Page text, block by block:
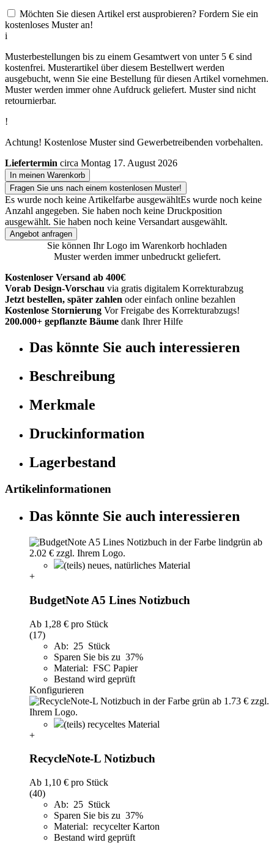
Möchten Sie diesen Artikel erst ausprobieren? Fordern Sie ein
kostenloses Muster an!
i
Musterbestellungen bis zu einem Gesamtwert von unter 5 € sind
kostenfrei. Musterartikel über diesem Bestellwert werden
ausgebucht, wenn Sie eine Bestellung für diesen Artikel vornehmen.
Muster werden immer ohne Aufdruck geliefert. Muster sind nicht
retournierbar.
!
Achtung! Kostenlose Muster sind Gewerbetreibenden vorbehalten.
Liefertermin circa Montag 17. August 2026
In meinen Warenkorb
Fragen Sie uns nach einem kostenlosen Muster!
Es wurde noch keine Artikelfarbe ausgewähltEs wurde noch keine
Anzahl angegeben. Sie haben noch keine Druckposition
ausgewählt. Sie haben noch keine Versandart ausgewählt.
Angebot anfragen
Sie können Ihr Logo im Warenkorb hochladen
Muster werden immer unbedruckt geliefert.
Kostenloser Versand ab 400€
Vorab Design-Vorschau via gratis digitalem Korrekturabzug
Jetzt bestellen, später zahlen oder einfach online bezahlen
Kostenlose Stornierung Vor Freigabe des Korrekturabzugs!
200.000+ gepflanzte Bäume dank Ihrer Hilfe
Das könnte Sie auch interessieren
Beschreibung
Merkmale
Druckinformation
Lagerbestand
Artikelinformationen
Das könnte Sie auch interessieren
(teils) neues, natürliches Material
+
BudgetNote A5 Lines Notizbuch
Ab 1,28 € pro Stück
(17)
Ab: 25 Stück
Sparen Sie bis zu 37%
Material: FSC Papier
Bestand wird geprüft
Konfigurieren
(teils) recyceltes Material
+
RecycleNote-L Notizbuch
Ab 1,10 € pro Stück
(40)
Ab: 25 Stück
Sparen Sie bis zu 37%
Material: recycelter Karton
Bestand wird geprüft